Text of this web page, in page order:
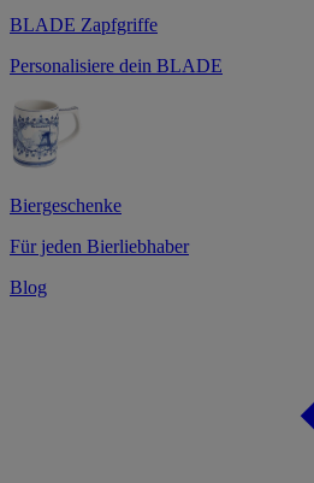
BLADE Zapfgriffe
Personalisiere dein BLADE
Biergeschenke
Für jeden Bierliebhaber
Blog